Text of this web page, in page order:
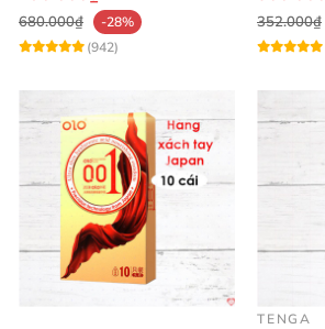
680.000₫
-28%
(942)
352.000₫
TENGA